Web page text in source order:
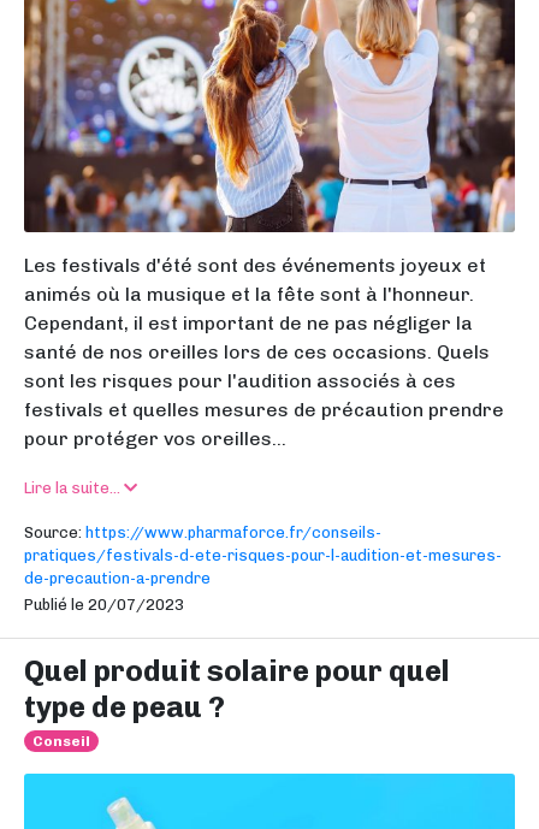
Les festivals d'été sont des événements joyeux et
animés où la musique et la fête sont à l'honneur.
Cependant, il est important de ne pas négliger la
santé de nos oreilles lors de ces occasions. Quels
sont les risques pour l'audition associés à ces
festivals et quelles mesures de précaution prendre
pour protéger vos oreilles...
Lire la suite...
Source: https://www.pharmaforce.fr/conseils-
pratiques/festivals-d-ete-risques-pour-l-audition-et-mesures-
de-precaution-a-prendre
Publié le 20/07/2023
Quel produit solaire pour quel
type de peau ?
Conseil